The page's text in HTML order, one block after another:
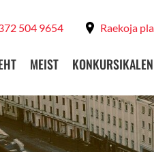
504 9654 Raekoja
MEIST